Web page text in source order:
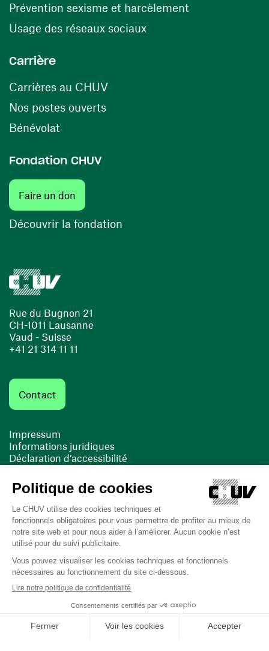
Rue du Bugnon 21
CH-1011 Lausanne
Vaud - Suisse
+41 21 314 11 11
Contact
Impressum
Informations juridiques
Déclaration d’accessibilité
Cookies
(opens in a new window)
(opens in a new window)
Last updated on 12/06/2025 at 13:35
Prévention sexisme et harcèlement
Usage des réseaux sociaux(opens in a new
Carrière
Carrières au CHUV(opens in a new window)
Nos postes ouverts(opens in a new window)
Bénévolat
Fondation CHUV
Faire un don
Découvrir la fondation